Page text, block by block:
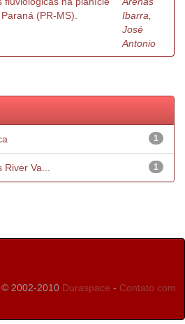
(PR-MS).
Ibarra,
José
Antonio
1
1
Va...
2002-2010 Duraspace - Contato com